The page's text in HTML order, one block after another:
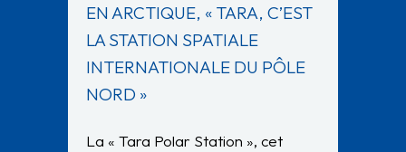
EN ARCTIQUE, « TARA, C’EST
LA STATION SPATIALE
INTERNATIONALE DU PÔLE
NORD »
La « Tara Polar Station », cet